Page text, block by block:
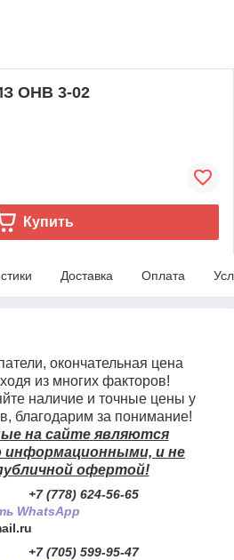
ОНВ 3-02
Купить
Доставка Оплата
окончательная цена
из многих факторов!
наличие и точные цены у
благодарим за понимание!
на сайте являются
информационными, и не
офертой!
(778) 624-56-65
599-95-47